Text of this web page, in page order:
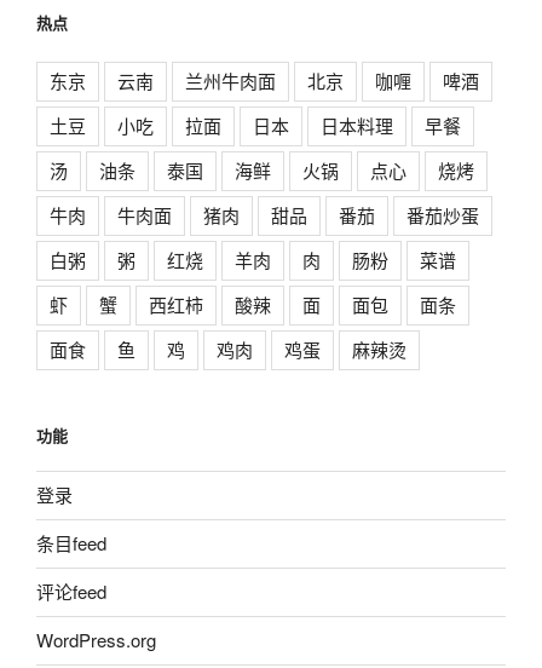
热点
东京 云南 兰州牛肉面 北京 咖喱
啤酒
土豆
小吃 拉面 日本 日本料理
早餐
汤
油条 泰国 海鲜 火锅 点心
烧烤
牛肉
牛肉面 猪肉 甜品 番茄
番茄炒蛋
白粥
粥 红烧 羊肉 肉 肠粉
菜谱
虾
蟹 西红柿 酸辣 面 面包
面条
面食
鱼 鸡 鸡肉 鸡蛋 麻辣烫
功能
登录
条目feed
评论feed
WordPress.org